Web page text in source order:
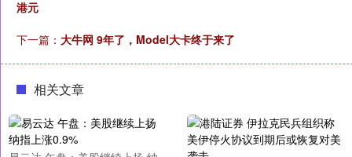
港元
下一篇： 大牛网 9年了，Model大卡终于来了
相关文章